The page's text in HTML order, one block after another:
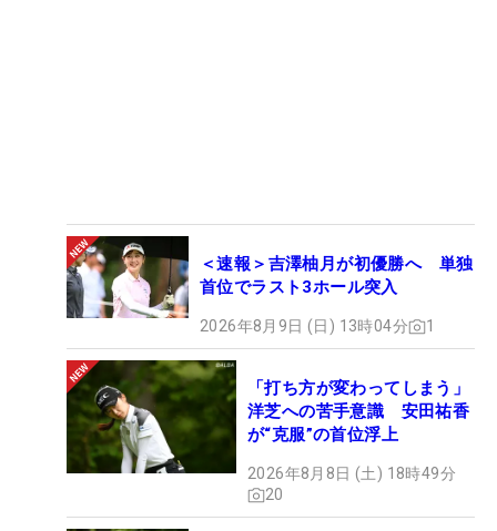
＜速報＞吉澤柚月が初優勝へ 単独
首位でラスト3ホール突入
2026年8月9日 (日) 13時04分 1
「打ち方が変わってしまう」
洋芝への苦手意識 安田祐香
が“克服”の首位浮上
2026年8月8日 (土) 18時49分
20